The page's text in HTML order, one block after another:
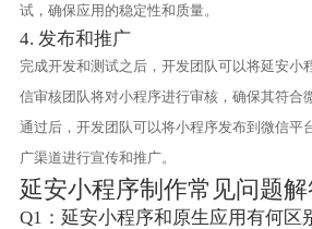
试，确保应用的稳定性和质量。
4. 发布和推广
完成开发和测试之后，开发团队可以将延安小
信审核团队将对小程序进行审核，确保其符合
通过后，开发团队可以将小程序发布到微信平
广渠道进行宣传和推广。
延安小程序制作常见问题解
Q1：延安小程序和原生应用有何区